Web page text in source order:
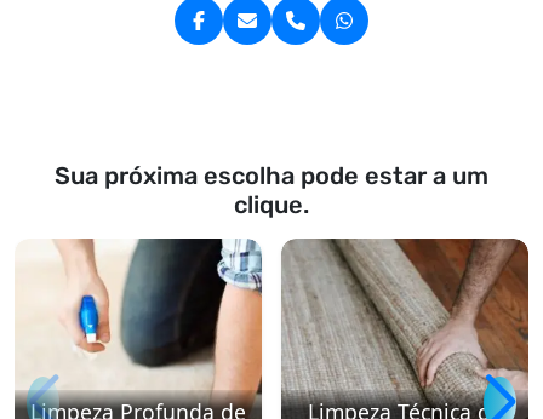
Sua próxima escolha pode estar a um
clique.
Limpeza Profunda de
Limpeza Técnica de